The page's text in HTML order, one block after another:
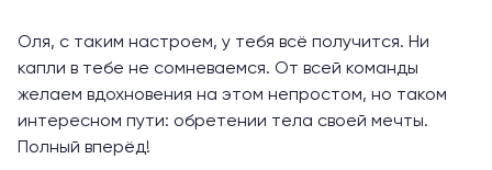
Оля, с таким настроем, у тебя всё получится. Ни
капли в тебе не сомневаемся. От всей команды
желаем вдохновения на этом непростом, но таком
интересном пути: обретении тела своей мечты.
Полный вперёд!